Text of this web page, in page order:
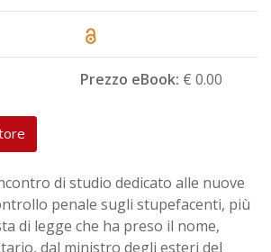
Prezzo eBook: € 0.00
di studio dedicato alle nuove
penale sugli stupefacenti, più
di legge che ha preso il nome,
dal ministro degli esteri del